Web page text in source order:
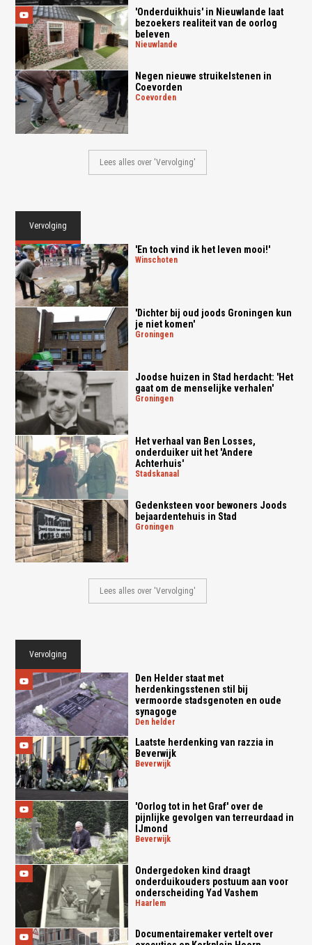
'Onderduikhuis' in Nieuwlande laat
bezoekers realiteit van de oorlog
beleven
nieuwlande
Negen nieuwe struikelstenen in
Coevorden
coevorden
Lees alles over 'Vervolging'
Vervolging
'En toch vind ik het leven mooi!'
winschoten
'Dichter bij oud joods Groningen kun
je niet komen'
groningen
Joodse huizen in Stad herdacht: 'Het
gaat om de menselijke verhalen'
groningen
Het verhaal van Ben Losses,
onderduiker uit het 'Andere
Achterhuis'
stadskanaal
Gedenksteen voor bewoners Joods
bejaardentehuis in Stad
groningen
Lees alles over 'Vervolging'
Vervolging
Den Helder staat met
herdenkingsstenen stil bij
vermoorde stadsgenoten en oude
synagoge
den helder
Laatste herdenking van razzia in
Beverwijk
beverwijk
'Oorlog tot in het Graf' over de
pijnlijke gevolgen van terreurdaad in
IJmond
beverwijk
Ondergedoken kind draagt
onderduikouders postuum aan voor
onderscheiding Yad Vashem
haarlem
Documentairemaker vertelt over